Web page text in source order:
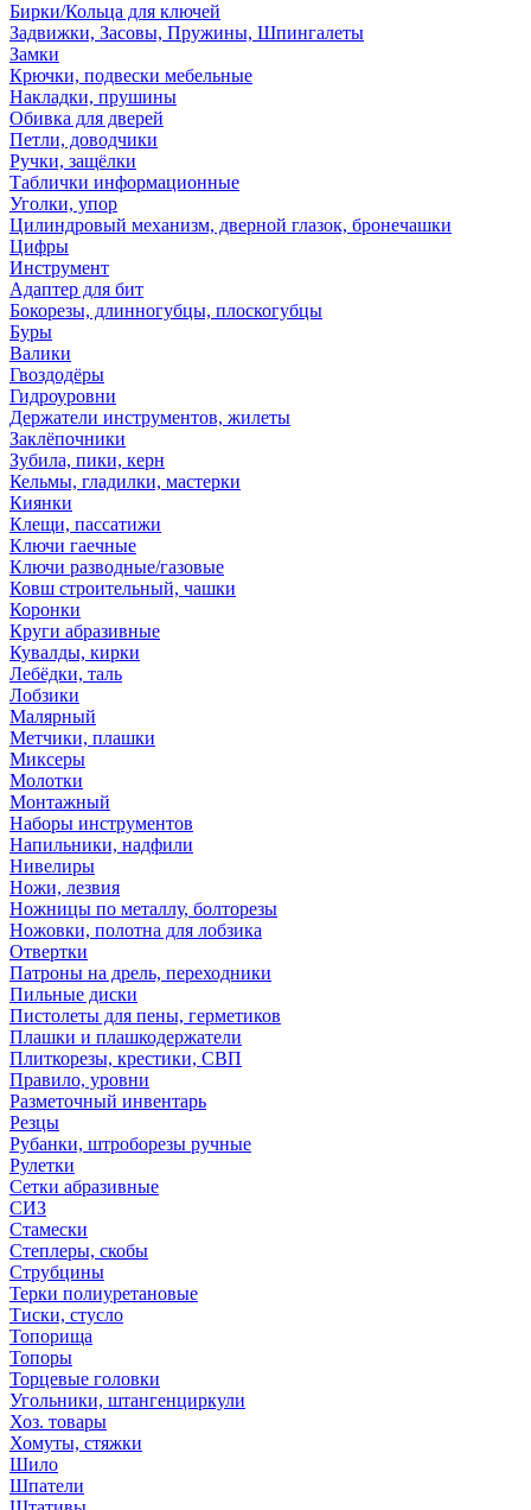
Бирки/Кольца для ключей
Задвижки, Засовы, Пружины, Шпингалеты
Замки
Крючки, подвески мебельные
Накладки, прушины
Обивка для дверей
Петли, доводчики
Ручки, защёлки
Таблички информационные
Уголки, упор
Цилиндровый механизм, дверной глазок, бронечашки
Цифры
Инструмент
Адаптер для бит
Бокорезы, длинногубцы, плоскогубцы
Буры
Валики
Гвоздодёры
Гидроуровни
Держатели инструментов, жилеты
Заклёпочники
Зубила, пики, керн
Кельмы, гладилки, мастерки
Киянки
Клещи, пассатижи
Ключи гаечные
Ключи разводные/газовые
Ковш строительный, чашки
Коронки
Круги абразивные
Кувалды, кирки
Лебёдки, таль
Лобзики
Малярный
Метчики, плашки
Миксеры
Молотки
Монтажный
Наборы инструментов
Напильники, надфили
Нивелиры
Ножи, лезвия
Ножницы по металлу, болторезы
Ножовки, полотна для лобзика
Отвертки
Патроны на дрель, переходники
Пильные диски
Пистолеты для пены, герметиков
Плашки и плашкодержатели
Плиткорезы, крестики, СВП
Правило, уровни
Разметочный инвентарь
Резцы
Рубанки, штроборезы ручные
Рулетки
Сетки абразивные
СИЗ
Стамески
Степлеры, скобы
Струбцины
Терки полиуретановые
Тиски, стусло
Топорища
Топоры
Торцевые головки
Угольники, штангенциркули
Хоз. товары
Хомуты, стяжки
Шило
Шпатели